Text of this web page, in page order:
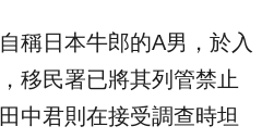
稱日本牛郎的A男，於入
移民署已將其列管禁止
中君則在接受調查時坦